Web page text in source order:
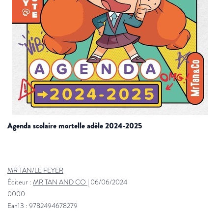
agenda scolaire mortelle adèle 2024-2025
MR TAN/LE FEYER
Éditeur : MR TAN AND CO | 06/06/2024
0000
Ean13 : 9782494678279